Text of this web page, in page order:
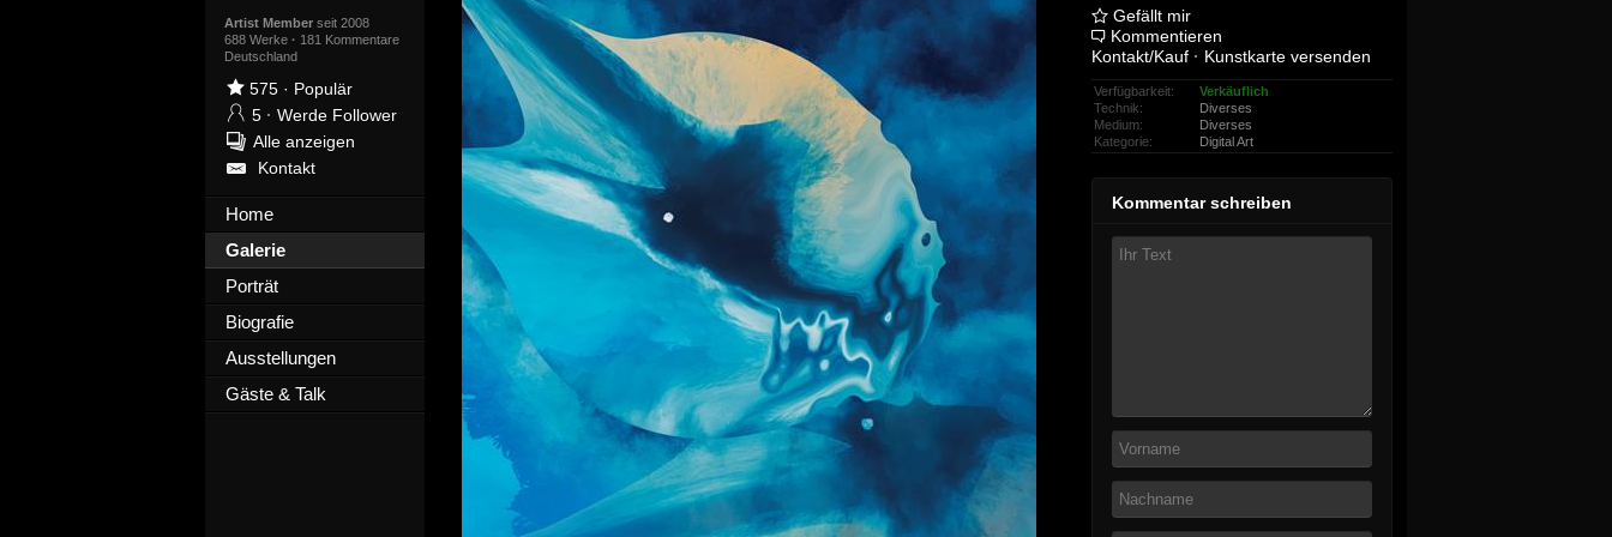
Artist Memberseit 2008
688 Werke · 181 Kommentare
Deutschland
575· Populär
5 · Werde Follower
Alle anzeigen
Kontakt
Home
Galerie
Porträt
Biografie
Ausstellungen
Gäste & Talk
Gefällt mir
Kommentieren
Kontakt/Kauf · Kunstkarte versenden
Verfügbarkeit:
Verkäuflich
Technik:
Diverses
Medium:
Diverses
Kategorie:
Digital Art
Kommentar schreiben